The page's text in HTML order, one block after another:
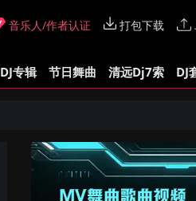
音乐人/作者认证 打包下载
DJ专辑 节日舞曲 清远Dj7索 DJ